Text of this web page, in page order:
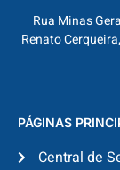
Rua Minas
Renato
PÁGINAS
Central de